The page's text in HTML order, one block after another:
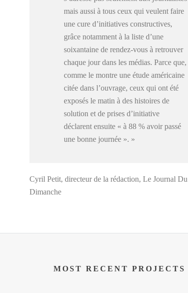
mais aussi à tous ceux qui veulent faire
une cure d’initiatives constructives,
grâce notamment à la liste d’une
soixantaine de rendez-vous à retrouver
chaque jour dans les médias. Parce que,
comme le montre une étude américaine
citée dans l’ouvrage, ceux qui ont été
exposés le matin à des histoires de
solution et de prises d’initiative
déclarent ensuite « à 88 % avoir passé
une bonne journée ». »
Cyril Petit, directeur de la rédaction, Le Journal Du
Dimanche
MOST RECENT PROJECTS